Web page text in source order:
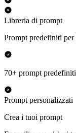
Libreria di prompt
Prompt predefiniti
70+ prompt predefiniti
Prompt personalizzati
Crea i tuoi prompt